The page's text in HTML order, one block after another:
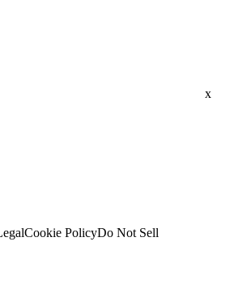
x
Cookie PolicyDo Not Sell